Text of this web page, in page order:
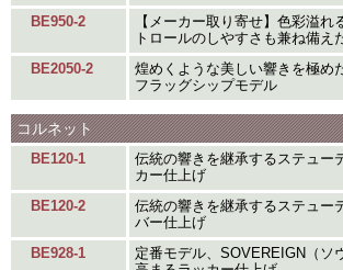
BE950-2
【メーカー取り寄せ】色彩溢れ
トロールのしやすさも兼ね備え
BE2050-2
煌めくような美しい響きを極め
フラッグシップモデル
コルネット
BE120-1
伝統の響きを継承するステュー
カー仕上げ
BE120-2
伝統の響きを継承するステュー
バー仕上げ
BE928-1
定番モデル、SOVEREIGN（ソ